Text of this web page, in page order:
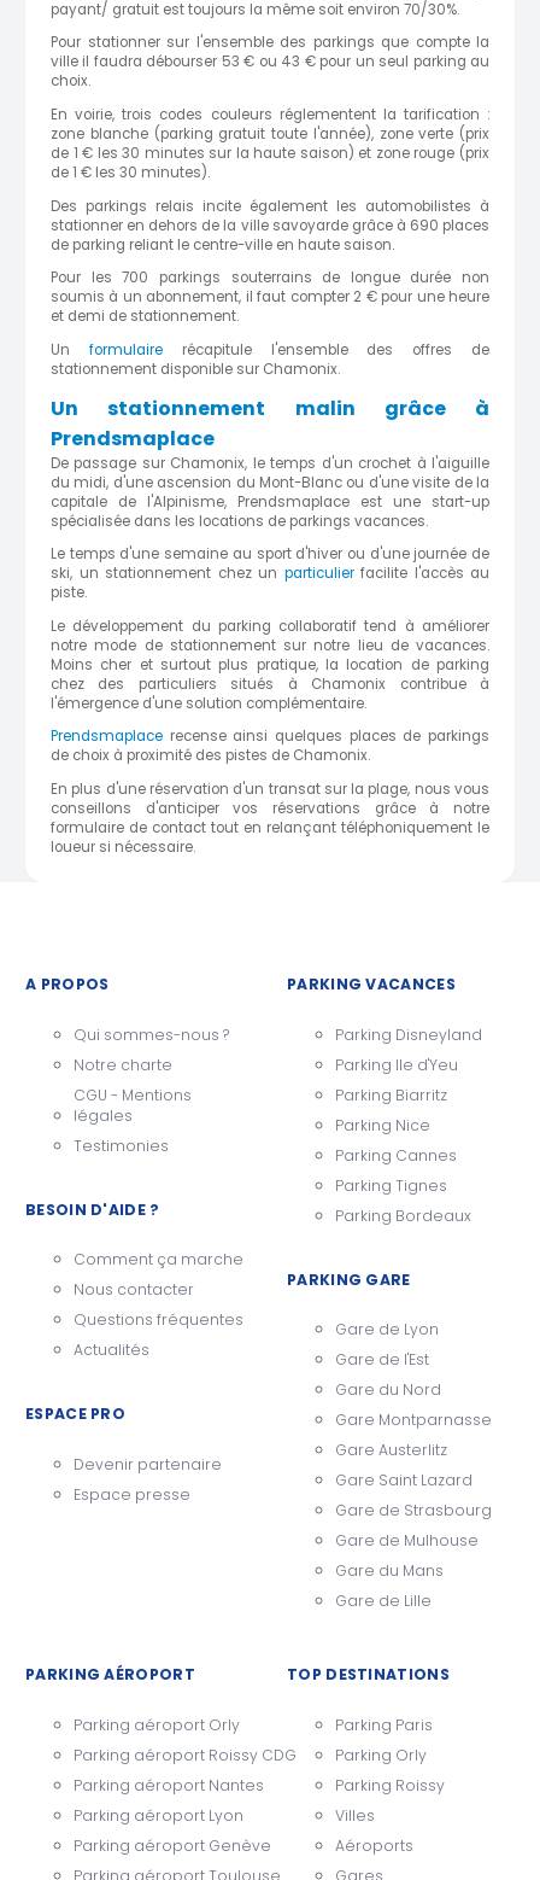
payant/ gratuit est toujours la même soit environ 70/30%.
Pour stationner sur l'ensemble des parkings que compte la
ville il faudra débourser 53 € ou 43 € pour un seul parking au
choix.
En voirie, trois codes couleurs réglementent la tarification :
zone blanche (parking gratuit toute l'année), zone verte (prix
de 1 € les 30 minutes sur la haute saison) et zone rouge (prix
de 1 € les 30 minutes).
Des parkings relais incite également les automobilistes à
stationner en dehors de la ville savoyarde grâce à 690 places
de parking reliant le centre-ville en haute saison.
Pour les 700 parkings souterrains de longue durée non
soumis à un abonnement, il faut compter 2 € pour une heure
et demi de stationnement.
Un formulairerécapitule l'ensemble des offres de
stationnement disponible sur Chamonix.
Un stationnement malin grâce à
Prendsmaplace
De passage sur Chamonix, le temps d'un crochet à l'aiguille
du midi, d'une ascension du Mont-Blanc ou d'une visite de la
capitale de l'Alpinisme, Prendsmaplace est une start-up
spécialisée dans les locations de parkings vacances.
Le temps d'une semaine au sport d'hiver ou d'une journée de
ski, un stationnement chez un particulier facilite l'accès au
piste.
Le développement du parking collaboratif tend à améliorer
notre mode de stationnement sur notre lieu de vacances.
Moins cher et surtout plus pratique, la location de parking
chez des particuliers situés à Chamonix contribue à
l'émergence d'une solution complémentaire.
Prendsmaplace recense ainsi quelques places de parkings
de choix à proximité des pistes de Chamonix.
En plus d'une réservation d'un transat sur la plage, nous vous
conseillons d'anticiper vos réservations grâce à notre
formulaire de contact tout en relançant téléphoniquement le
loueur si nécessaire.
A PROPOS
Qui sommes-nous ?
Notre charte
CGU - Mentions
légales
Testimonies
BESOIN D'AIDE ?
Comment ça marche
Nous contacter
Questions fréquentes
Actualités
ESPACE PRO
Devenir partenaire
Espace presse
PARKING VACANCES
Parking Disneyland
Parking Ile d'Yeu
Parking Biarritz
Parking Nice
Parking Cannes
Parking Tignes
Parking Bordeaux
PARKING GARE
Gare de Lyon
Gare de l'Est
Gare du Nord
Gare Montparnasse
Gare Austerlitz
Gare Saint Lazard
Gare de Strasbourg
Gare de Mulhouse
Gare du Mans
Gare de Lille
PARKING AÉROPORT
Parking aéroport Orly
Parking aéroport Roissy CDG
Parking aéroport Nantes
Parking aéroport Lyon
Parking aéroport Genève
Parking aéroport Toulouse
TOP DESTINATIONS
Parking Paris
Parking Orly
Parking Roissy
Villes
Aéroports
Gares